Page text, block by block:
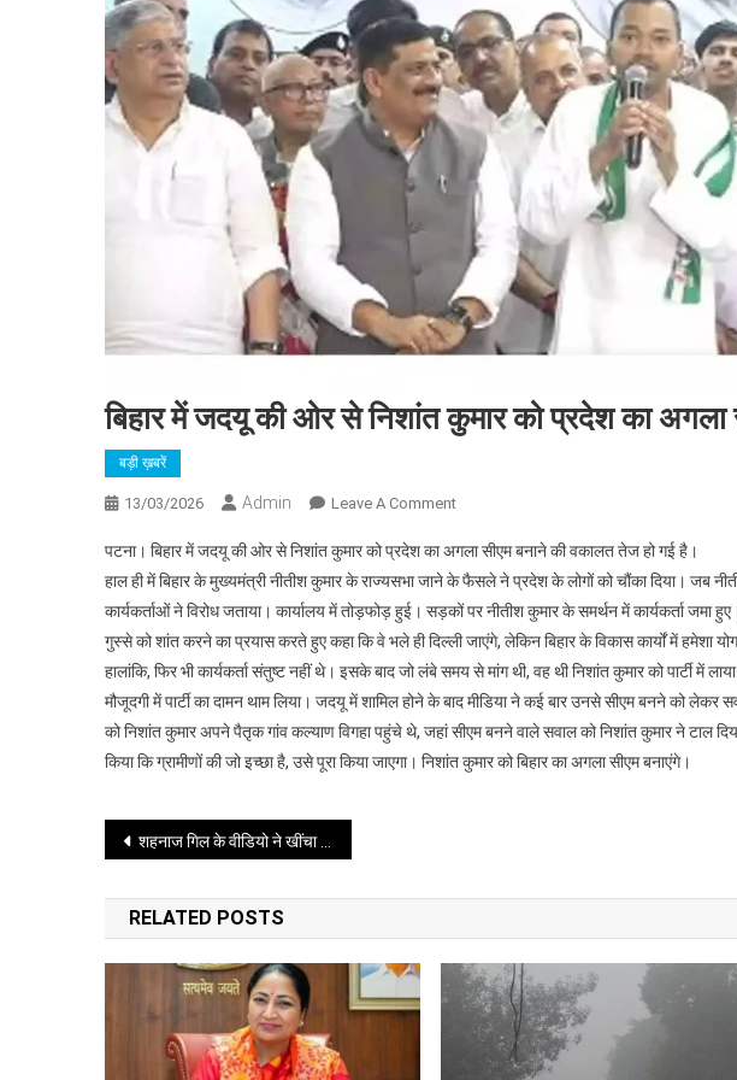
बिहार में जदयू की ओर से निशांत कुमार को प्रदेश का
बड़ी ख़बरें
13/03/2026 Admin Leave A CommentOn
में
जदयू
की
ओर
से
निशांत
कुमार
प्रदेश
वकालत
तेज
पटना। बिहार में जदयू की ओर से निशांत कुमार को प्रदेश का अगला सीएम बनाने की वकालत तेज हो गई है।
हाल ही में बिहार के मुख्यमंत्री नीतीश कुमार के राज्यसभा जाने के फैसले ने प्रदेश के लोगों को चौंका दिया। जब
कार्यकर्ताओं ने विरोध जताया। कार्यालय में तोड़फोड़ हुई। सड़कों पर नीतीश कुमार के समर्थन में कार्यकर्ता जमा
गुस्से को शांत करने का प्रयास करते हुए कहा कि वे भले ही दिल्ली जाएंगे, लेकिन बिहार के विकास कार्यों में हमेशा
हालांकि, फिर भी कार्यकर्ता संतुष्ट नहीं थे। इसके बाद जो लंबे समय से मांग थी, वह थी निशांत कुमार को पार्टी में
मौजूदगी में पार्टी का दामन थाम लिया। जदयू में शामिल होने के बाद मीडिया ने कई बार उनसे सीएम बनने को लेकर
को निशांत कुमार अपने पैतृक गांव कल्याण विगहा पहुंचे थे, जहां सीएम बनने वाले सवाल को निशांत कुमार ने
किया कि ग्रामीणों की जो इच्छा है, उसे पूरा किया जाएगा। निशांत कुमार को बिहार का अगला सीएम बनाएंगे।
Post
navigation
शहनाज गिल के वीडियो ने खींचा फैंस का ध्यान
RELATED POSTS